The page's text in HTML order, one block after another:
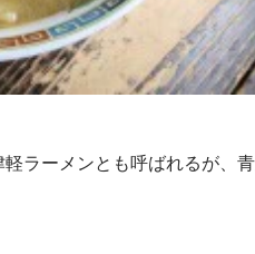
ラーメンとも呼ばれるが、